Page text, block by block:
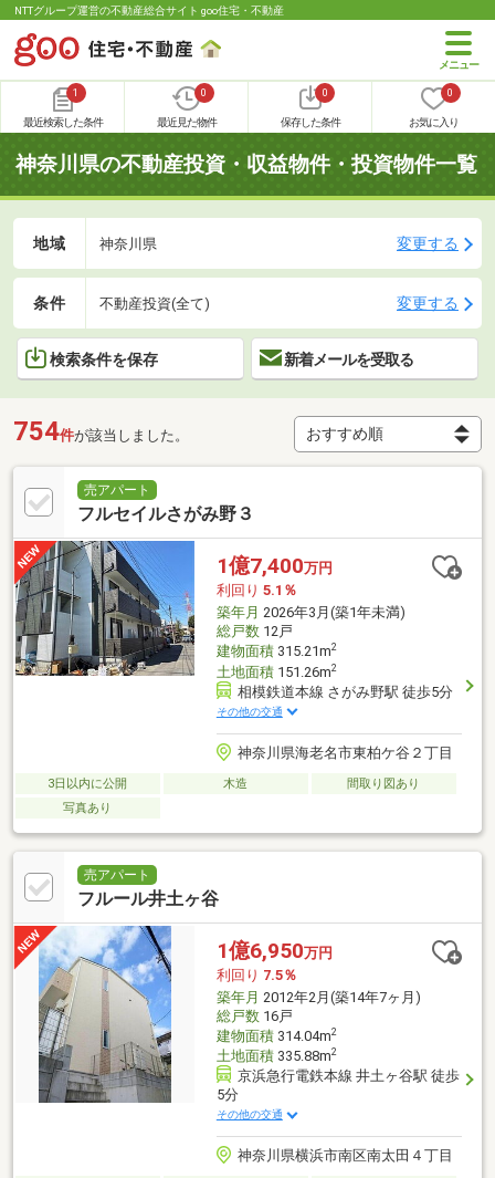
NTTグループ運営の不動産総合サイト goo住宅・不動産
1
最近検索した条件
0
最近見た物件
0
保存した条件
0
お気に入り
神奈川県の不動産投資・収益物件・投資物件一覧
地域 神奈川県 変更する
条件 不動産投資(全て) 変更する
検索条件を保存 新着メールを受取る
754件が該当しました。
売アパート
フルセイルさがみ野３
1億7,400万円
利回り 5.1％
築年月 2026年3月(築1年未満)
総戸数12戸
建物面積315.21m2
土地面積151.26m2
相模鉄道本線 さがみ野駅 徒歩5分
その他の交通
神奈川県海老名市東柏ケ谷２丁目
3日以内に公開 木造
間取り図あり
写真あり
売アパート
フルール井土ヶ谷
1億6,950万円
利回り 7.5％
築年月 2012年2月(築14年7ヶ月)
総戸数16戸
建物面積314.04m2
土地面積335.88m2
京浜急行電鉄本線 井土ヶ谷駅 徒歩
5分
その他の交通
神奈川県横浜市南区南太田４丁目